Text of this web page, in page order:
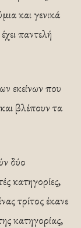
και γενικά
παντελή
εκείνων που
βλέπουν τα
δύο
κατηγορίες,
τρίτος έκανε
κατηγορίας,